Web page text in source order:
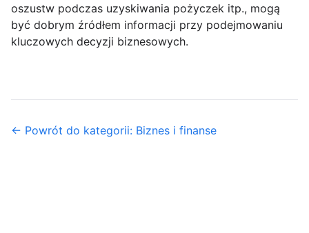
oszustw podczas uzyskiwania pożyczek itp., mogą
być dobrym źródłem informacji przy podejmowaniu
kluczowych decyzji biznesowych.
← Powrót do kategorii: Biznes i finanse